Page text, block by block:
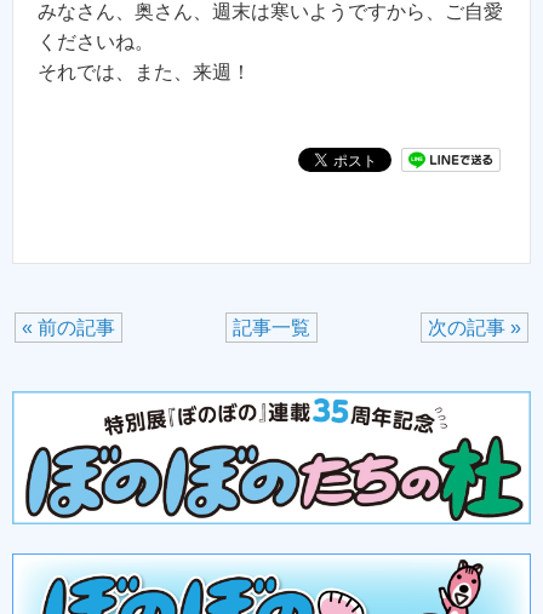
みなさん、奥さん、週末は寒いようですから、ご自愛
くださいね。
それでは、また、来週！
次の記事 »
記事一覧
« 前の記事